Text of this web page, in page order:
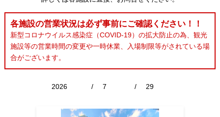
各施設の営業状況は必ず事前にご確認ください！！
新型コロナウイルス感染症（COVID-19）の拡大防止の為、観光
施設等の営業時間の変更や一時休業、入場制限等がされている場
合がございます。
/ /